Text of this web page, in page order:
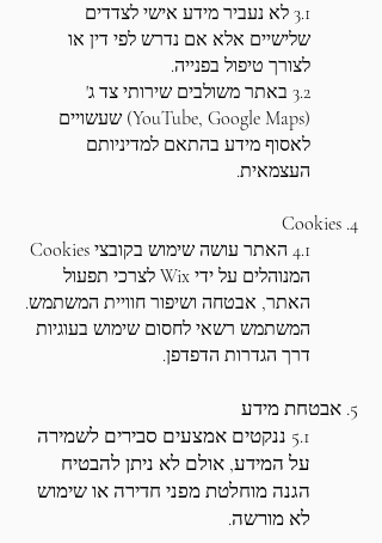
3.1 לא נעביר מידע אישי לצדדים
שלישיים אלא אם נדרש לפי דין או
לצורך טיפול בפנייה.
3.2 באתר משולבים שירותי צד ג'
(YouTube, Google Maps) שעשויים
לאסוף מידע בהתאם למדיניותם
העצמאית.
4. Cookies
4.1 האתר עושה שימוש בקובצי Cookies
המנוהלים על ידי Wix לצרכי תפעול
האתר, אבטחה ושיפור חוויית המשתמש.
המשתמש רשאי לחסום שימוש בעוגיות
דרך הגדרות הדפדפן.
5. אבטחת מידע
5.1 ננקטים אמצעים סבירים לשמירה
על המידע, אולם לא ניתן להבטיח
הגנה מוחלטת מפני חדירה או שימוש
לא מורשה.